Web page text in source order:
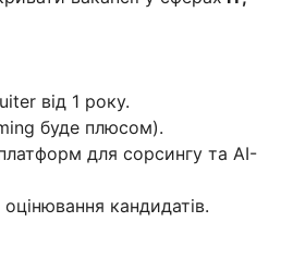
від 1 року.
буде плюсом).
для сорсингу та AI-
кандидатів.